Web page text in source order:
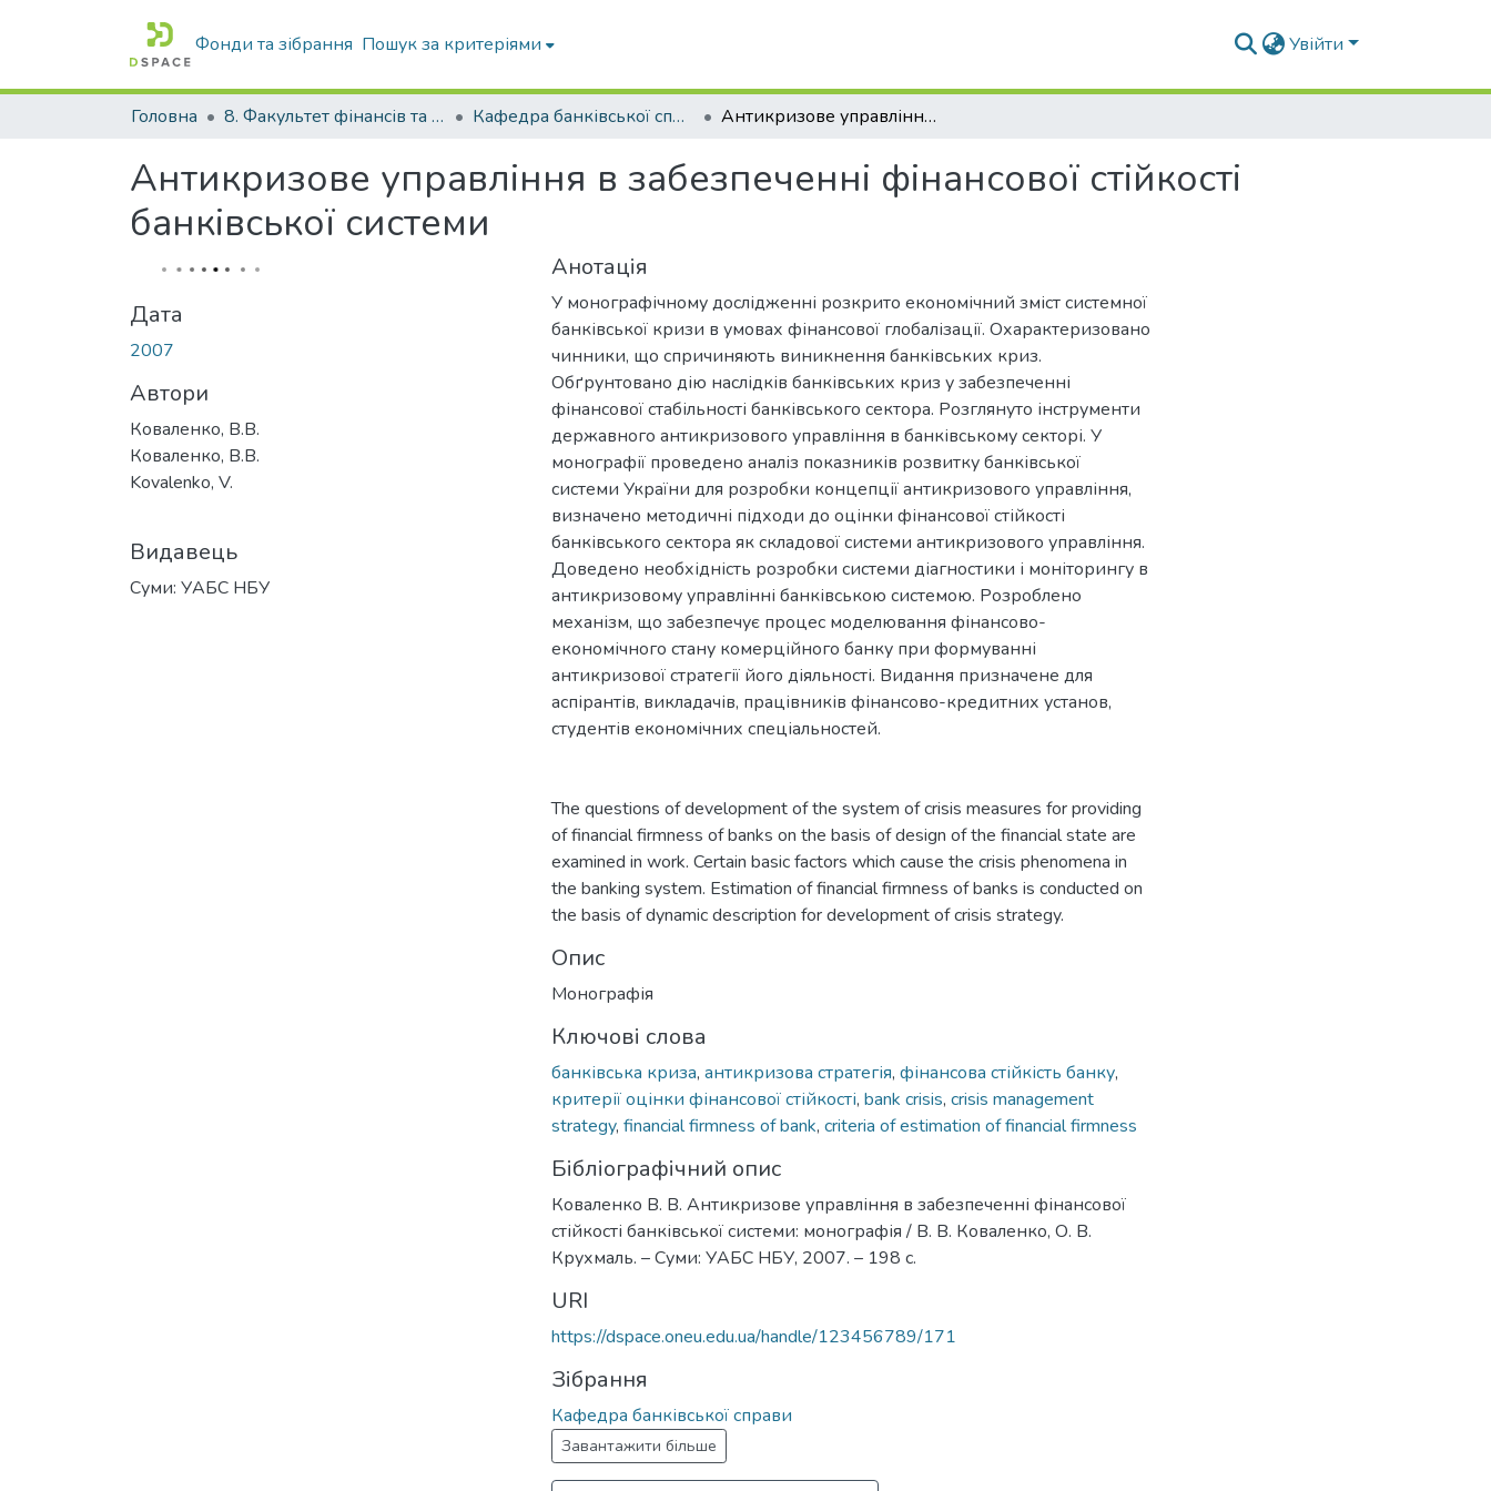
Фонди та зібрання Пошук за критеріями Увійти
Головна 8. Факультет фінансів та банківської справи Кафедра банківської справи Антикризове управління в забезпеченні фінансової стійкості банківської системи
Антикризове управління в забезпеченні фінансової стійкості
банківської системи
Дата
2007
Автори
Коваленко, В.В.
Коваленко, В.В.
Kovalenko, V.
Видавець
Суми: УАБС НБУ
Анотація
У монографічному дослідженні розкрито економічний зміст системної
банківської кризи в умовах фінансової глобалізації. Охарактеризовано
чинники, що спричиняють виникнення банківських криз.
Обґрунтовано дію наслідків банківських криз у забезпеченні
фінансової стабільності банківського сектора. Розглянуто інструменти
державного антикризового управління в банківському секторі. У
монографії проведено аналіз показників розвитку банківської
системи України для розробки концепції антикризового управління,
визначено методичні підходи до оцінки фінансової стійкості
банківського сектора як складової системи антикризового управління.
Доведено необхідність розробки системи діагностики і моніторингу в
антикризовому управлінні банківською системою. Розроблено
механізм, що забезпечує процес моделювання фінансово-
економічного стану комерційного банку при формуванні
антикризової стратегії його діяльності. Видання призначене для
аспірантів, викладачів, працівників фінансово-кредитних установ,
студентів економічних спеціальностей.
The questions of development of the system of crisis measures for providing
of financial firmness of banks on the basis of design of the financial state are
examined in work. Certain basic factors which cause the crisis phenomena in
the banking system. Estimation of financial firmness of banks is conducted on
the basis of dynamic description for development of crisis strategy.
Опис
Монографія
Ключові слова
банківська криза, антикризова стратегія, фінансова стійкість банку,
критерії оцінки фінансової стійкості, bank crisis, crisis management
strategy, financial firmness of bank, criteria of estimation of financial firmness
Бібліографічний опис
Коваленко В. В. Антикризове управління в забезпеченні фінансової
стійкості банківської системи: монографія / В. В. Коваленко, О. В.
Крухмаль. – Суми: УАБС НБУ, 2007. – 198 с.
URI
https://dspace.oneu.edu.ua/handle/123456789/171
Зібрання
Кафедра банківської справи
Завантажити більше